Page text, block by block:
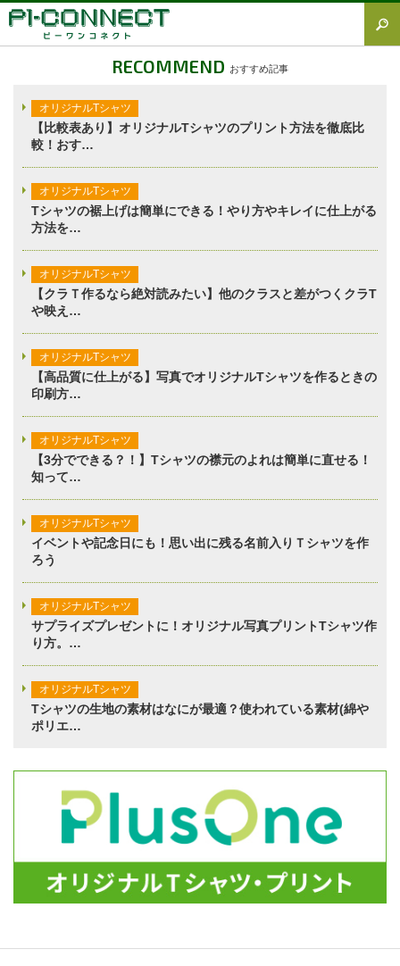
オリジナルTシャツ
オリジナルウェア
ブランド徹底解説
プラスワン
加工方法徹底解説
調査レポート
RECOMMEND おすすめ記事
オリジナルTシャツ
【比較表あり】オリジナルTシャツのプリント方法を徹底比
較！おす…
オリジナルTシャツ
Tシャツの裾上げは簡単にできる！やり方やキレイに仕上がる
方法を…
オリジナルTシャツ
【クラＴ作るなら絶対読みたい】他のクラスと差がつくクラT
や映え…
オリジナルTシャツ
【高品質に仕上がる】写真でオリジナルTシャツを作るときの
印刷方…
オリジナルTシャツ
【3分でできる？！】Tシャツの襟元のよれは簡単に直せる！
知って…
オリジナルTシャツ
イベントや記念日にも！思い出に残る名前入りＴシャツを作
ろう
オリジナルTシャツ
サプライズプレゼントに！オリジナル写真プリントTシャツ作
り方。…
オリジナルTシャツ
Tシャツの生地の素材はなにが最適？使われている素材(綿や
ポリエ…